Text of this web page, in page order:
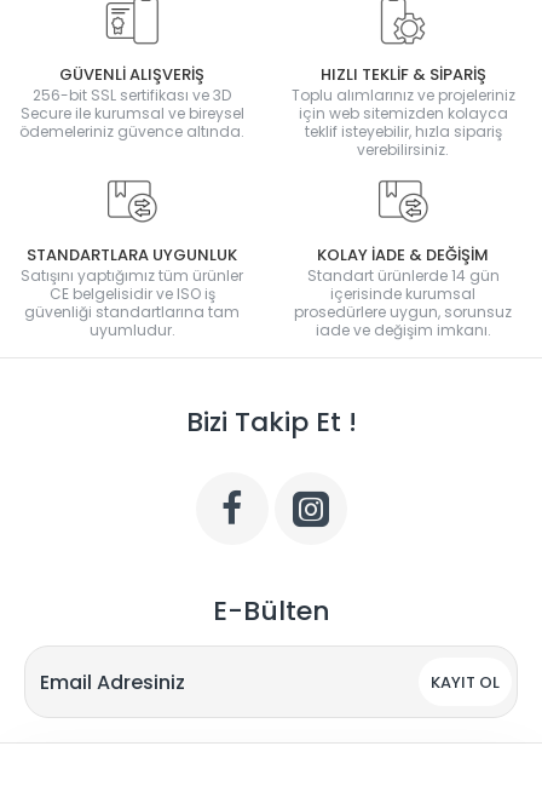
GÜVENLİ ALIŞVERİŞ
256-bit SSL sertifikası ve 3D
Secure ile kurumsal ve bireysel
ödemeleriniz güvence altında.
HIZLI TEKLİF & SİPARİŞ
Toplu alımlarınız ve projeleriniz
için web sitemizden kolayca
teklif isteyebilir, hızla sipariş
verebilirsiniz.
STANDARTLARA UYGUNLUK
Satışını yaptığımız tüm ürünler
CE belgelisidir ve ISO iş
güvenliği standartlarına tam
uyumludur.
KOLAY İADE & DEĞİŞİM
Standart ürünlerde 14 gün
içerisinde kurumsal
prosedürlere uygun, sorunsuz
iade ve değişim imkanı.
Bizi Takip Et !
E-Bülten
KAYIT OL